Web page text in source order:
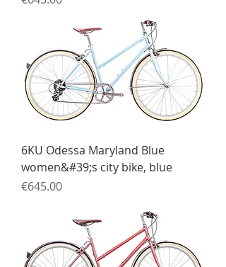
6KU Odessa Maryland Blue
women&#39;s city bike, blue
Price
€645.00